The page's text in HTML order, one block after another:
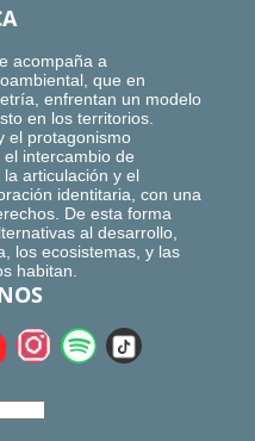
acompaña a
que en
enfrentan un modelo
en los territorios.
el protagonismo
intercambio de
articulación y el
identitaria, con una
De esta forma
al desarrollo,
los ecosistemas, y las
habitan.